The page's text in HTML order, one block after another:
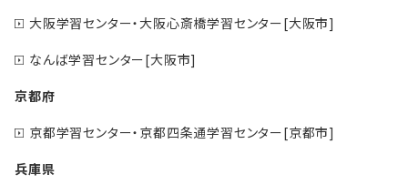
大阪学習センター・大阪心斎橋学習センター[大阪市]
なんば学習センター[大阪市]
京都府
京都学習センター・京都四条通学習センター[京都市]
兵庫県